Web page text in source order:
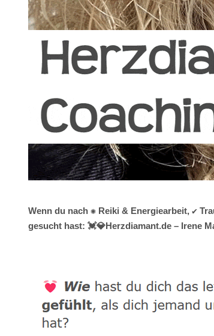
Wenn du nach ✺ Reiki & Energiearbeit, ✔️
gesucht hast: 💓️💎Herzdiamant.de – Irene